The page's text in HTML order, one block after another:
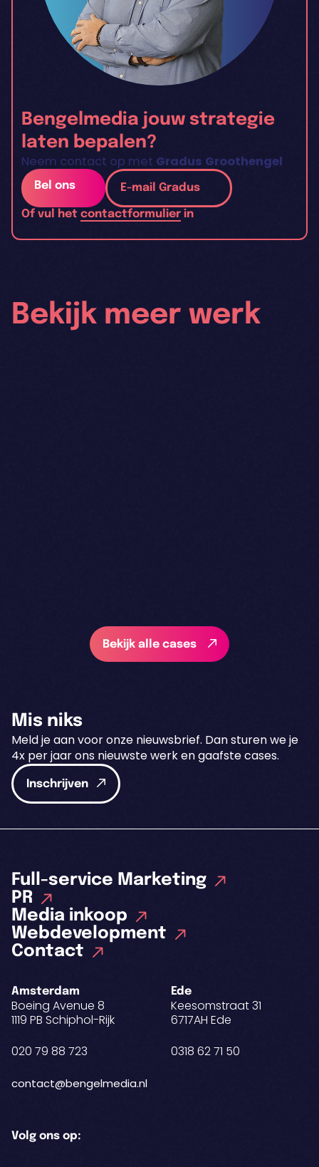
Bengelmedia jouw strategie
laten bepalen?
Neem contact op met Gradus Groothengel
Bel ons E-mail Gradus
Of vul het contactformulier in
Bekijk meer werk
Bekijk alle cases
Mis niks
Meld je aan voor onze nieuwsbrief. Dan sturen we je
4x per jaar ons nieuwste werk en gaafste cases.
Inschrijven
Full-service Marketing
PR
Media inkoop
Webdevelopment
Contact
Amsterdam
Boeing Avenue 8
1119 PB Schiphol-Rijk
020 79 88 723
Ede
Keesomstraat 31
6717AH Ede
0318 62 71 50
contact@bengelmedia.nl
Volg ons op: